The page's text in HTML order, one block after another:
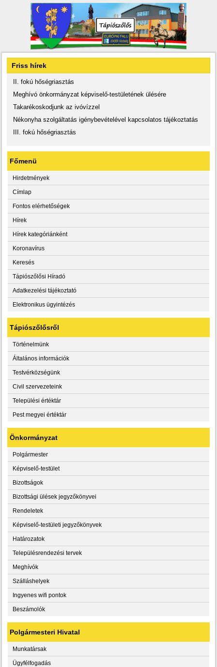
Friss hírek
II. fokú hőségriasztás
Meghívó önkormányzat képviselő-testületének ülésére
Takarékoskodjunk az ivóvízzel
Nékonyha szolgáltatás igénybevételével kapcsolatos tájékoztatás
III. fokú hőségriasztás
Főmenü
Hirdetmények
Címlap
Fontos elérhetőségek
Hírek
Hírek kategóriánként
Koronavírus
Keresés
Tápiószőlősi Híradó
Adatkezelési tájékoztató
Elektronikus ügyintézés
Tápiószőlősről
Történelmünk
Általános információk
Testvérközségünk
Civil szervezeteink
Települési értéktár
Pest megyei értéktár
Önkormányzat
Polgármester
Képviselő-testület
Bizottságok
Bizottsági ülések jegyzőkönyvei
Rendeletek
Képviselő-testületi jegyzőkönyvek
Határozatok
Településrendezési tervek
Meghívók
Szálláshelyek
Ingyenes wifi pontok
Beszámolók
Polgármesteri Hivatal
Munkatársak
Ügyfélfogadás